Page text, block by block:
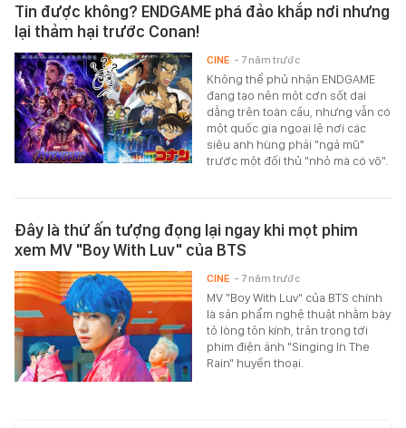
Tin được không? ENDGAME phá đảo khắp nơi nhưng
lại thảm hại trước Conan!
Không thể phủ nhận ENDGAME
đang tạo nên một cơn sốt dai
dẳng trên toàn cầu, nhưng vẫn có
một quốc gia ngoại lệ nơi các
siêu anh hùng phải "ngả mũ"
trước một đối thủ "nhỏ mà có võ".
CINE - 7 năm trước
Đây là thứ ấn tượng đọng lại ngay khi mọt phim
xem MV "Boy With Luv" của BTS
MV "Boy With Luv" của BTS chính
là sản phẩm nghệ thuật nhằm bày
tỏ lòng tôn kính, trân trọng tới
phim điện ảnh "Singing In The
Rain" huyền thoại.
CINE - 7 năm trước